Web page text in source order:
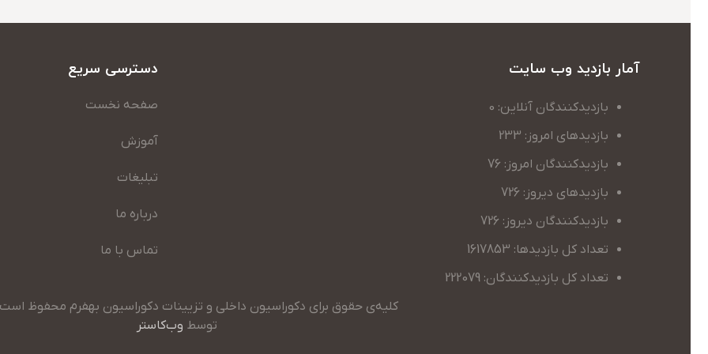
آمار بازدید وب سایت
بازدیدکنندگان آنلاین: 0
بازدیدهای امروز: 233
بازدیدکنندگان امروز: 76
بازدیدهای دیروز: 726
بازدیدکنندگان دیروز: 726
تعداد کل بازدیدها: 1617853
تعداد کل بازدیدکنندگان: 222079
دسترسی سریع
صفحه نخست
آموزش
تبلیغات
درباره ما
تماس با ما
کلیه‌ی حقوق برای دکوراسیون داخلی و تزیینات دکوراسیون بهفرم محفوظ است.
توسط وب‌کاستر